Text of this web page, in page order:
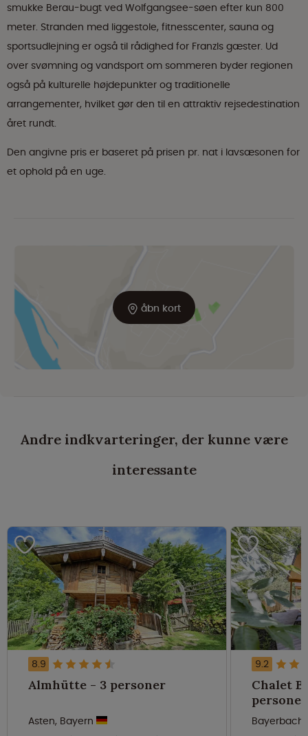
smukke Berau-bugt ved Wolfgangsee-søen efter kun 800
meter. Stranden med liggestole, fitnesscenter, sauna og
sportsudlejning er også til rådighed for Franzls gæster. Ud
over svømning og vandsport om sommeren byder regionen
også på kulturelle højdepunkter og traditionelle
arrangementer, hvilket gør den til en attraktiv rejsedestination
året rundt.
Den angivne pris er baseret på prisen pr. nat i lavsæsonen for
et ophold på en uge.
åbn kort
Andre indkvarteringer, der kunne være
interessante
8.9
Almhütte - 3 personer
Asten, Bayern
9.2
Chalet
personer
Bayerbach